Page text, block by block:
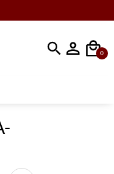
Faça sua busca
0